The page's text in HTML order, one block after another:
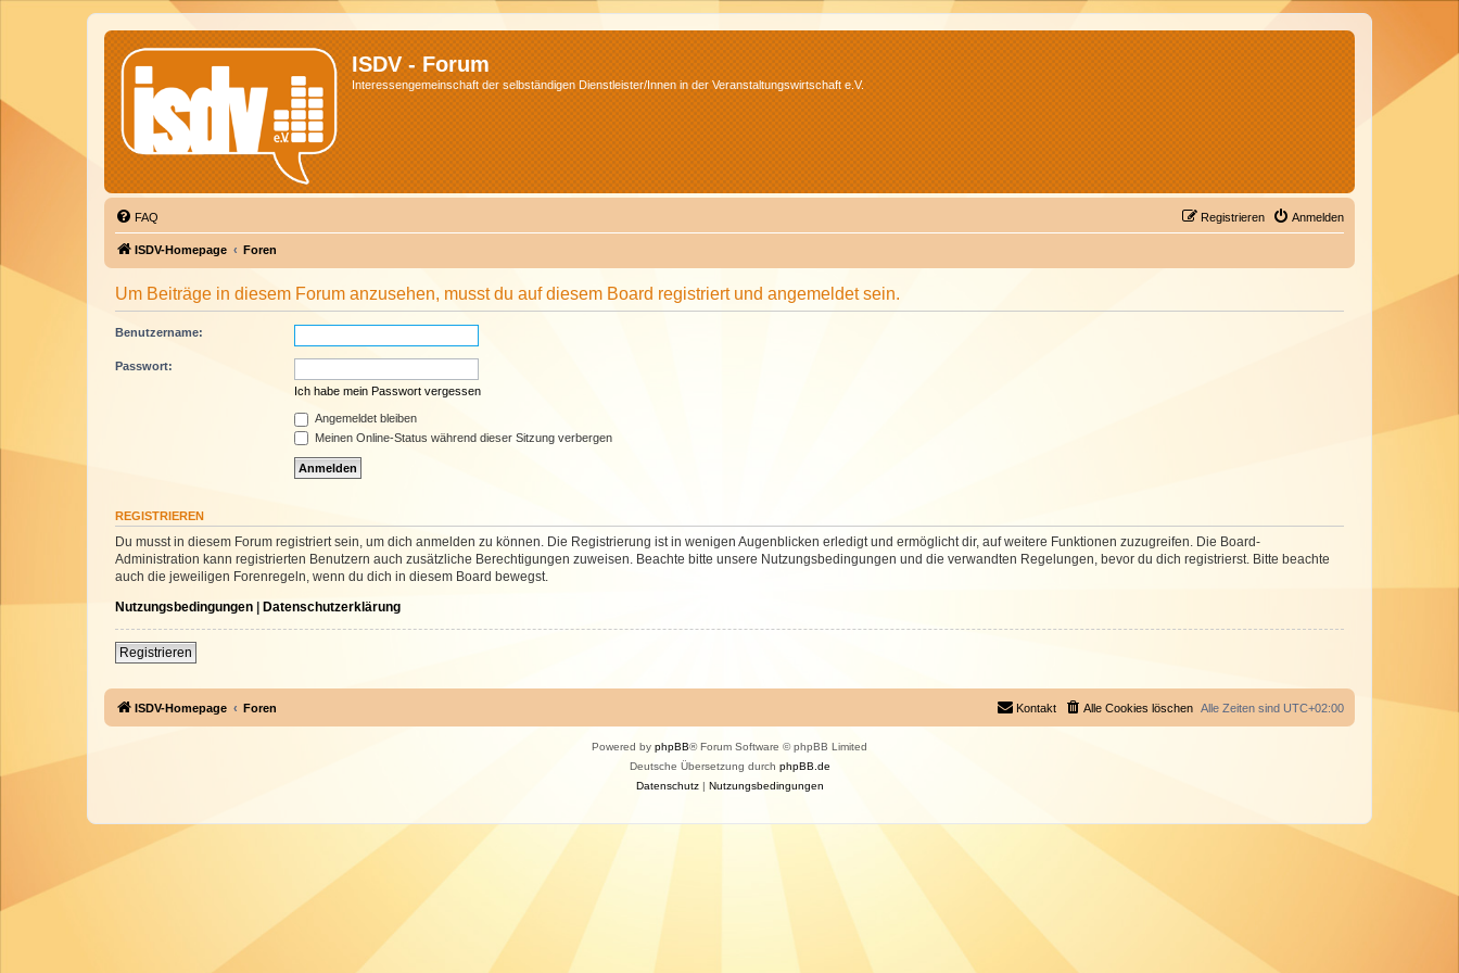
ISDV - Forum
Interessengemeinschaft der selbständigen Dienstleister/Innen in der Veranstaltungswirtschaft e.V.
FAQ Anmelden
Registrieren
ISDV-Homepage Foren
Um Beiträge in diesem Forum anzusehen, musst du auf diesem Board registriert und angemeldet sein.
Benutzername:
Passwort:
Ich habe mein Passwort vergessen
Angemeldet bleiben
Meinen Online-Status während dieser Sitzung verbergen
REGISTRIEREN
Du musst in diesem Forum registriert sein, um dich anmelden zu können. Die Registrierung ist in wenigen Augenblicken erledigt und ermöglicht dir, auf weitere Funktionen zuzugreifen. Die Board-
Administration kann registrierten Benutzern auch zusätzliche Berechtigungen zuweisen. Beachte bitte unsere Nutzungsbedingungen und die verwandten Regelungen, bevor du dich registrierst. Bitte beachte
auch die jeweiligen Forenregeln, wenn du dich in diesem Board bewegst.
Nutzungsbedingungen | Datenschutzerklärung
Registrieren
ISDV-Homepage Foren Alle Zeiten sind UTC+02:00
Alle Cookies löschen
Kontakt
Powered by phpBB® Forum Software © phpBB Limited
Deutsche Übersetzung durch phpBB.de
Datenschutz| Nutzungsbedingungen